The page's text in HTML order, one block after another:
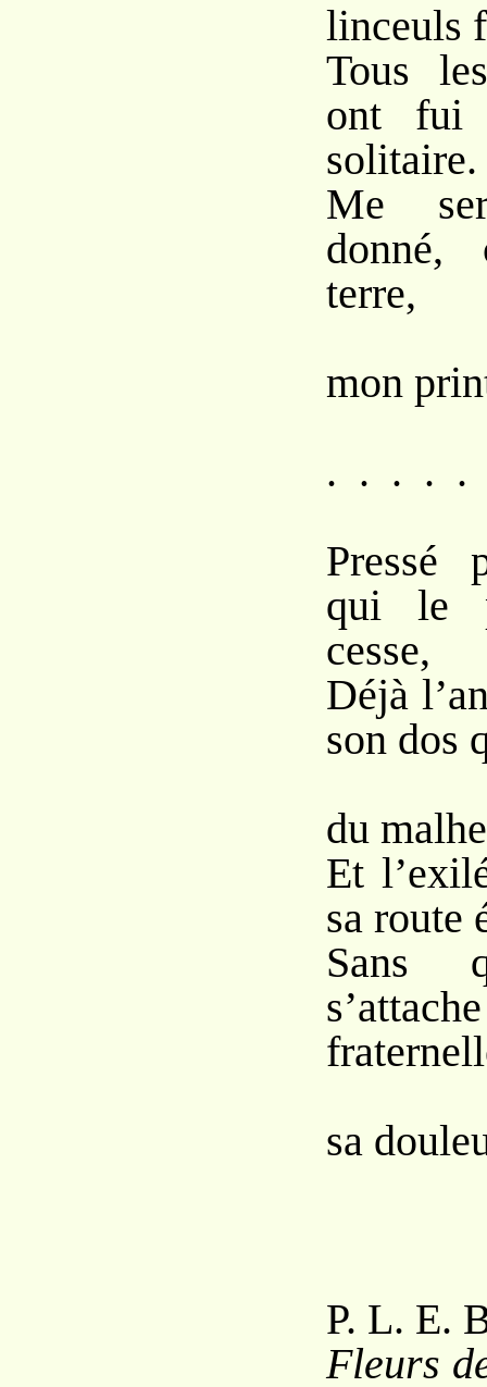
linceuls
Tous
ont fui
solitaire.
Me
terre,
mon
. . . .
Pressé
qui le
cesse,
Déjà
son dos
du
Et
sa route
Sans
sa
P. L. E.
Fleurs